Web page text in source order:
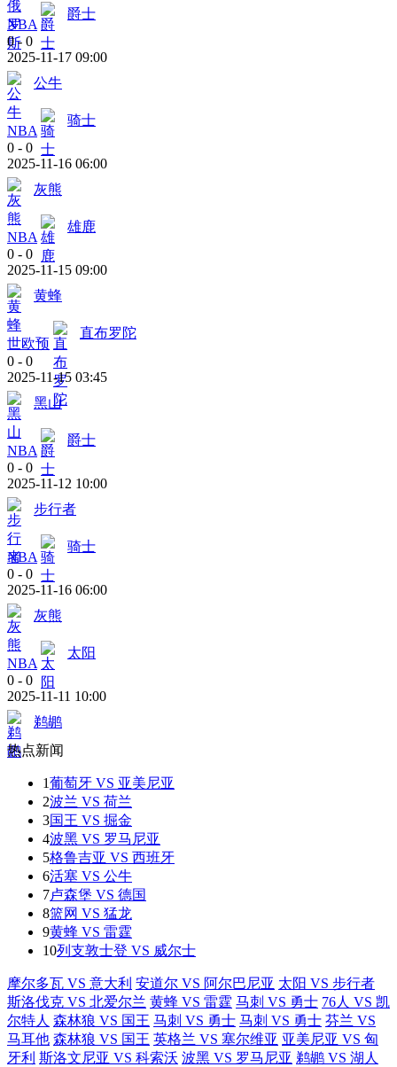
NBA
爵士
0 - 0
2025-11-17 09:00
公牛
NBA
骑士
0 - 0
2025-11-16 06:00
灰熊
NBA
雄鹿
0 - 0
2025-11-15 09:00
黄蜂
世欧预
直布罗陀
0 - 0
2025-11-15 03:45
黑山
NBA
爵士
0 - 0
2025-11-12 10:00
步行者
NBA
骑士
0 - 0
2025-11-16 06:00
灰熊
NBA
太阳
0 - 0
2025-11-11 10:00
鹈鹕
热点新闻
1葡萄牙 VS 亚美尼亚
2波兰 VS 荷兰
3国王 VS 掘金
4波黑 VS 罗马尼亚
5格鲁吉亚 VS 西班牙
6活塞 VS 公牛
7卢森堡 VS 德国
8篮网 VS 猛龙
9黄蜂 VS 雷霆
10列支敦士登 VS 威尔士
摩尔多瓦 VS 意大利 安道尔 VS 阿尔巴尼亚 太阳 VS 步行者
斯洛伐克 VS 北爱尔兰 黄蜂 VS 雷霆 马刺 VS 勇士 76人 VS 凯
尔特人 森林狼 VS 国王 马刺 VS 勇士 马刺 VS 勇士 芬兰 VS
马耳他 森林狼 VS 国王 英格兰 VS 塞尔维亚 亚美尼亚 VS 匈
牙利 斯洛文尼亚 VS 科索沃 波黑 VS 罗马尼亚 鹈鹕 VS 湖人